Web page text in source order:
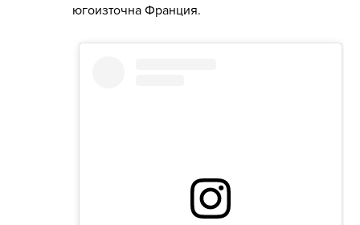
югоизточна Франция.